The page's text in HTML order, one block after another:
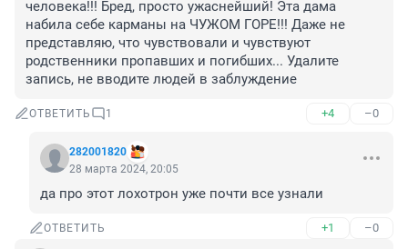
человека!!! Бред, просто ужаснейший! Эта дама
набила себе карманы на ЧУЖОМ ГОРЕ!!! Даже не
представляю, что чувствовали и чувствуют
родственники пропавших и погибших... Удалите
запись, не вводите людей в заблуждение
ОТВЕТИТЬ 1 +4 –0
282001820
28 марта 2024, 20:05
да про этот лохотрон уже почти все узнали
ОТВЕТИТЬ +1 –0